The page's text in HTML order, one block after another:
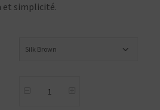
et simplicité.
Silk Brown